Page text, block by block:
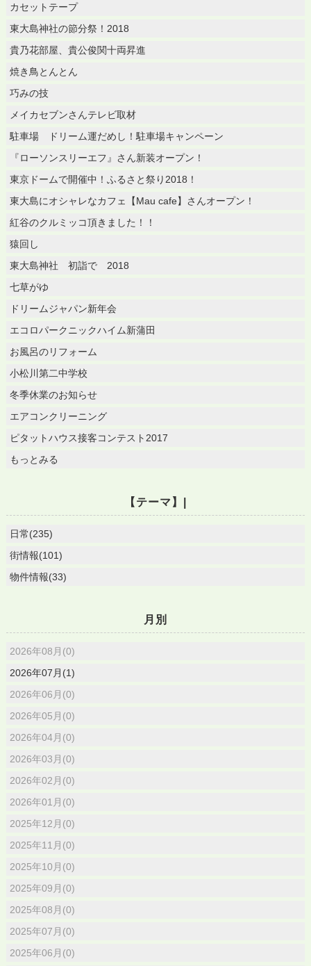
カセットテープ
東大島神社の節分祭！2018
貴乃花部屋、貴公俊関十両昇進
焼き鳥とんとん
巧みの技
メイカセブンさんテレビ取材
駐車場 ドリーム運だめし！駐車場キャンペーン
『ローソンスリーエフ』さん新装オープン！
東京ドームで開催中！ふるさと祭り2018！
東大島にオシャレなカフェ【Mau cafe】さんオープン！
紅谷のクルミッコ頂きました！！
猿回し
東大島神社 初詣で 2018
七草がゆ
ドリームジャパン新年会
エコロパークニックハイム新蒲田
お風呂のリフォーム
小松川第二中学校
冬季休業のお知らせ
エアコンクリーニング
ピタットハウス接客コンテスト2017
もっとみる
【テーマ】|
日常(235)
街情報(101)
物件情報(33)
月別
2026年08月(0)
2026年07月(1)
2026年06月(0)
2026年05月(0)
2026年04月(0)
2026年03月(0)
2026年02月(0)
2026年01月(0)
2025年12月(0)
2025年11月(0)
2025年10月(0)
2025年09月(0)
2025年08月(0)
2025年07月(0)
2025年06月(0)